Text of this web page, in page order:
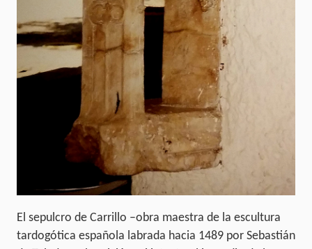
El sepulcro de Carrillo –obra maestra de la escultura
tardogótica española labrada hacia 1489 por Sebastián